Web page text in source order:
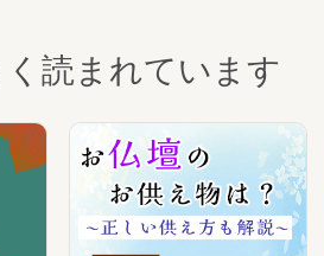
読まれています